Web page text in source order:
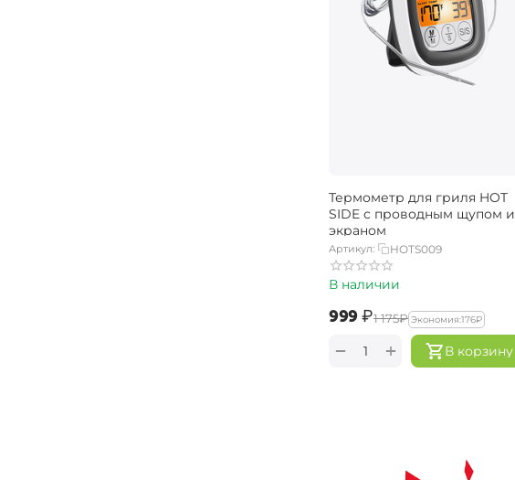
Термометр для гриля HOT
SIDE с проводным щупом и
экраном
Артикул: HOTS009
В наличии
‍999‍₽‍1 175‍₽ Экономия:‍176‍₽
В корзину
+
−